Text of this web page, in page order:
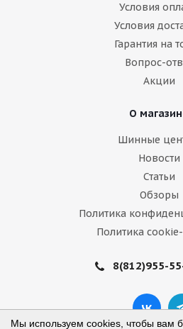
Условия
Условия
Гарантия на
Вопрос-
Акции
О
Шинные
Новости
Статьи
Обзоры
Политика
Политика
8(812)955-
Мы используем cookies, чтобы вам